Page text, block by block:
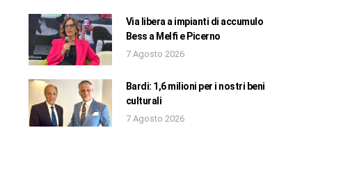
Via libera a impianti di accumulo
Bess a Melfi e Picerno
7 Agosto 2026
Bardi: 1,6 milioni per i nostri beni
culturali
7 Agosto 2026